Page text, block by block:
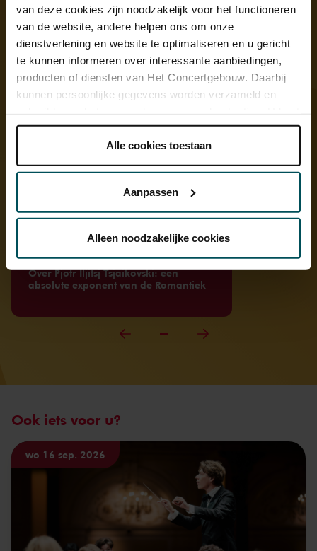
van deze cookies zijn noodzakelijk voor het functioneren
van de website, andere helpen ons om onze
dienstverlening en website te optimaliseren en u gericht
te kunnen informeren over interessante aanbiedingen,
producten of diensten van Het Concertgebouw. Daarbij
kunnen persoonlijke gegevens worden verzameld en
onder 'aanpassen' zelf welke cookies wij mogen
Lees onze cookieverklaring hier. Lees onze
Via decookieverklaringop onze website kunt u uw
We werken samen met32 derden
die uw gegevens
Alle cookies toestaan
Aanpassen
Alleen noodzakelijke cookies
Over Pjotr Iljitsj Tsjaikovski: een
absolute exponent van de Romantiek
Ook iets voor u?
wo 16 sep. 2026